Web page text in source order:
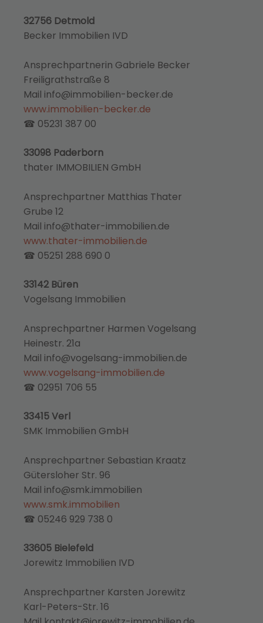
32756 Detmold
Becker Immobilien IVD
Ansprechpartnerin Gabriele Becker
Freiligrathstraße 8
Mail info@immobilien-becker.de
www.immobilien-becker.de
☎ 05231 387 00
33098 Paderborn
thater IMMOBILIEN GmbH
Ansprechpartner Matthias Thater
Grube 12
Mail info@thater-immobilien.de
www.thater-immobilien.de
☎ 05251 288 690 0
33142 Büren
Vogelsang Immobilien
Ansprechpartner Harmen Vogelsang
Heinestr. 21a
Mail info@vogelsang-immobilien.de
www.vogelsang-immobilien.de
☎ 02951 706 55
33415 Verl
SMK Immobilien GmbH
Ansprechpartner Sebastian Kraatz
Gütersloher Str. 96
Mail info@smk.immobilien
www.smk.immobilien
☎ 05246 929 738 0
33605 Bielefeld
Jorewitz Immobilien IVD
Ansprechpartner Karsten Jorewitz
Karl-Peters-Str. 16